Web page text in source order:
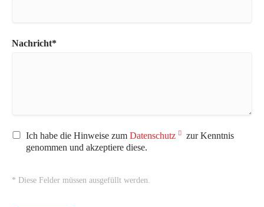
Pflichtfeld
Nachricht*
Ich habe die Hinweise zum Datenschutz
zur Kenntnis
genommen und akzeptiere diese.
* Diese Felder müssen ausgefüllt werden.